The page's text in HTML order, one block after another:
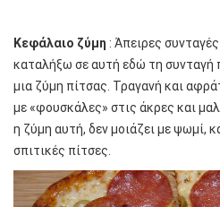
Κεφάλαιο ζύμη : Άπειρες
καταλήξω σε αυτή εδώ τη συνταγή
μια ζύμη πίτσας. Τραγανή και
με «φουσκάλες» στις άκρες και
η ζύμη αυτή, δεν μοιάζει με ψωμί,
σπιτικές πίτσες.